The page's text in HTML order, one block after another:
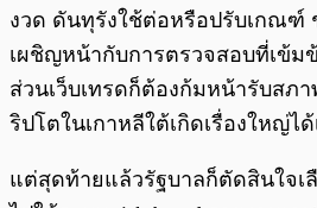
งวด ดันทุรังใช้ต่อหรือปรับเกณฑ์
เผชิญหน้ากับการตรวจสอบที่เข้ม
ส่วนเว็บเทรดก็ต้องก้มหน้ารับสภ
ริปโตในเกาหลีใต้เกิดเรื่องใหญ่ได้
แต่สุดท้ายแล้วรัฐบาลก็ตัดสินใจเ